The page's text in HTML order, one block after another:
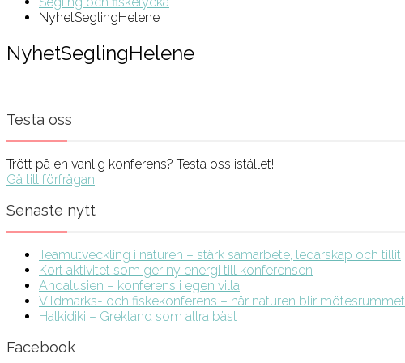
NyhetSeglingHelene
NyhetSeglingHelene
Testa oss
Trött på en vanlig konferens? Testa oss istället!
Gå till förfrågan
Senaste nytt
Teamutveckling i naturen – stärk samarbete, ledarskap och tillit
Kort aktivitet som ger ny energi till konferensen
Andalusien – konferens i egen villa
Vildmarks- och fiskekonferens – när naturen blir mötesrummet
Halkidiki – Grekland som allra bäst
Facebook